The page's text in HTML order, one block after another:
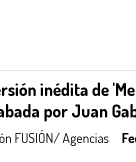
inédita de
por Juan
FUSIÓN/ Agencias